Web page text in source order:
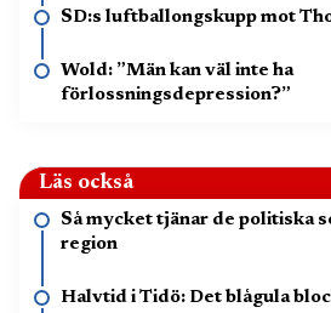
SD:s luftballongskupp mot
Wold: ”Män kan väl inte ha
förlossningsdepression?”
Läs också
Så mycket tjänar de politiska
region
Halvtid i Tidö: Det blågula